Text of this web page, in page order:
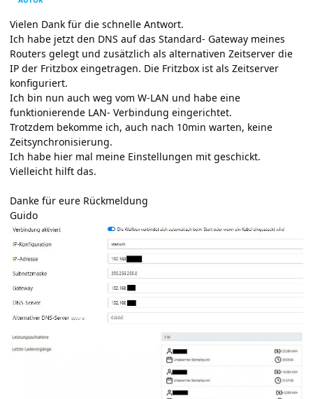
Vielen Dank für die schnelle Antwort.
Ich habe jetzt den DNS auf das Standard- Gateway meines
Routers gelegt und zusätzlich als alternativen Zeitserver die
IP der Fritzbox eingetragen. Die Fritzbox ist als Zeitserver
konfiguriert.
Ich bin nun auch weg vom W-LAN und habe eine
funktionierende LAN- Verbindung eingerichtet.
Trotzdem bekomme ich, auch nach 10min warten, keine
Zeitsynchronisierung.
Ich habe hier mal meine Einstellungen mit geschickt.
Vielleicht hilft das.
Danke für eure Rückmeldung
Guido